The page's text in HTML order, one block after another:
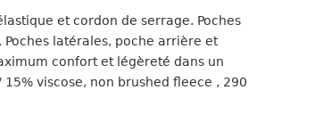
et cordon de serrage. Poches
latérales, poche arrière et
confort et légèreté dans un
viscose, non brushed fleece , 290